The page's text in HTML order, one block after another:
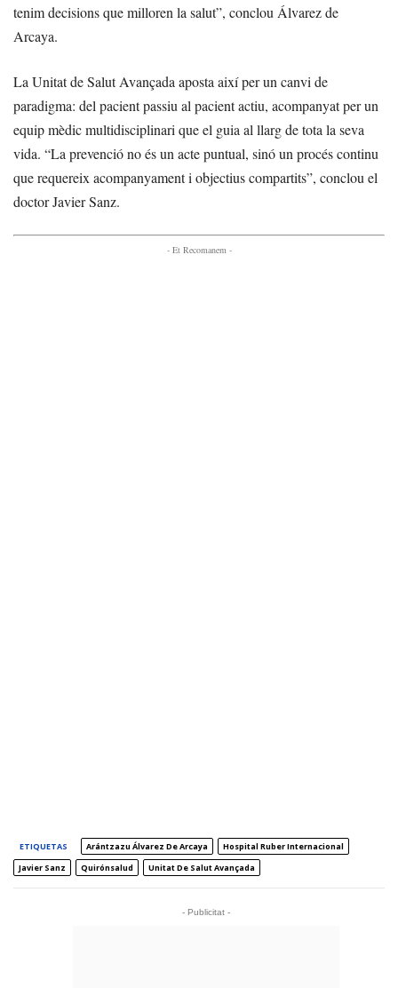
tenim decisions que milloren la salut”, conclou Álvarez de
Arcaya.
La Unitat de Salut Avançada aposta així per un canvi de
paradigma: del pacient passiu al pacient actiu, acompanyat per un
equip mèdic multidisciplinari que el guia al llarg de tota la seva
vida. “La prevenció no és un acte puntual, sinó un procés continu
que requereix acompanyament i objectius compartits”, conclou el
doctor Javier Sanz.
- Et Recomanem -
ETIQUETAS Arántzazu Álvarez De Arcaya
Hospital Ruber Internacional
Javier Sanz
Quirónsalud Unitat De Salut Avançada
- Publicitat -